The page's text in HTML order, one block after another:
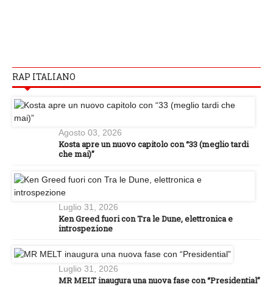
RAP ITALIANO
Agosto 03, 2026
Kosta apre un nuovo capitolo con “33 (meglio tardi
che mai)”
Luglio 31, 2026
Ken Greed fuori con Tra le Dune, elettronica e
introspezione
Luglio 31, 2026
MR MELT inaugura una nuova fase con “Presidential”